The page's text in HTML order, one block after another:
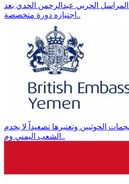
الحربي عبدالرحمن الحدي بعد
اجتيازه دورة متخصصة..
الحوثيين وتعتبرها تصعيداً لا يخدم
الشعب اليمني وم..